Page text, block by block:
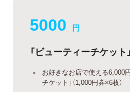
5000 円
「ビューティーチケッ
お好きなお店で使える6,000
チケット」（1,000円券×6枚）